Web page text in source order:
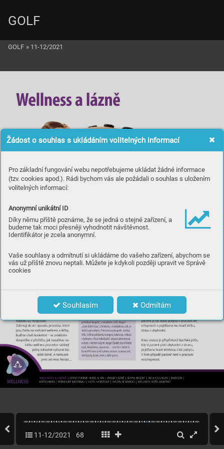
Žádost o souhlas s ukládáním volitelných informací
Pro základní fungování webu nepotřebujeme ukládat žádné informace
(tzv. cookies apod.). Rádi bychom vás ale požádali o souhlas s uložením
volitelných informací:
Anonymní unikátní ID
Díky němu příště poznáme, že se jedná o stejné zařízení, a
budeme tak moci přesněji vyhodnotit návštěvnost.
Identifikátor je zcela anonymní.
Vaše souhlasy a odmítnutí si ukládáme do vašeho zařízení, abychom se
vás už příště znovu neptali. Můžete je kdykoli později upravit ve Správě
cookies
Souhlasím Odmítám
GOLF
GOLF » 11-12/2021
11-12/2021 68